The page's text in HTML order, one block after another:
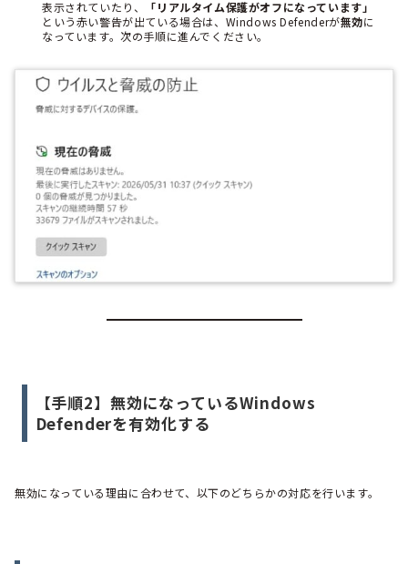
表示されていたり、
「リアルタイム保護がオフになっています」
という赤い警告が出ている場合は、Windows Defenderが無効に
なっています。次の手順に進んでください。
【手順2】無効になっているWindows
Defenderを有効化する
無効になっている理由に合わせて、以下のどちらかの対応を行います。